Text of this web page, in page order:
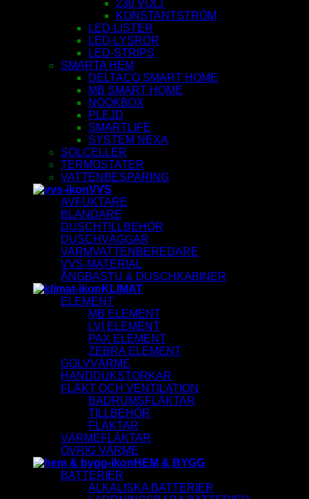
230 VOLT
KONSTANTSTRÖM
LED-LISTER
LED-LYSRÖR
LED-STRIPS
SMARTA HEM
DELTACO SMART HOME
MB SMART HOME
NOOKBOX
PLEJD
SMARTLIFE
SYSTEM NEXA
SOLCELLER
TERMOSTATER
VATTENBESPARING
VVS
AVFUKTARE
BLANDARE
DUSCHTILLBEHÖR
DUSCHVÄGGAR
VARMVATTENBEREDARE
VVS-MATERIAL
ÅNGBASTU & DUSCHKABINER
KLIMAT
ELEMENT
MB ELEMENT
LVI ELEMENT
PAX ELEMENT
ZEBRA ELEMENT
GOLVVÄRME
HANDDUKSTORKAR
FLÄKT OCH VENTILATION
BADRUMSFLÄKTAR
TILLBEHÖR
FLÄKTAR
VÄRMEFLÄKTAR
ÖVRIG VÄRME
HEM & BYGG
BATTERIER
ALKALISKA BATTERIER